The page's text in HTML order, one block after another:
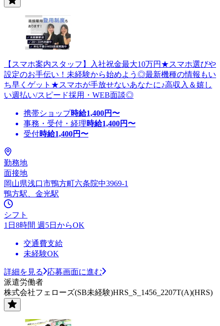
【スマホ案内スタッフ】入社祝金最大10万円★スマホ選びや
設定のお手伝い！未経験から始めよう◎最新機種の情報もい
ち早くゲット★スマホが手放せないあなたに♪高収入＆嬉し
い週払い/スピード採用・WEB面談◎
携帯ショップ時給1,400円〜
事務・受付・経理時給1,400円〜
受付時給1,400円〜
勤務地
面接地
岡山県浅口市鴨方町六条院中3969‐1
鴨方駅、金光駅
シフト
1日8時間 週5日からOK
交通費支給
未経験OK
詳細を見る
応募画面に進む
派遣労働者
株式会社フェローズ(SB未経験)HRS_S_1456_2207T(A)(HRS)